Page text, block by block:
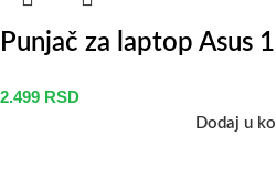
Punjač za laptop Asus
2.499 RSD
Dodaj u